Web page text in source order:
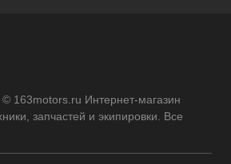
163motors.ru Интернет-магазин
запчастей и экипировки. Все